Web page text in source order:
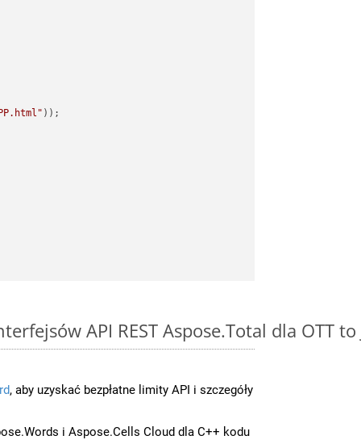
API REST Aspose.Total dla OTT to
, aby uzyskać bezpłatne limity API i szczegóły
i Aspose.Cells Cloud dla C++ kodu